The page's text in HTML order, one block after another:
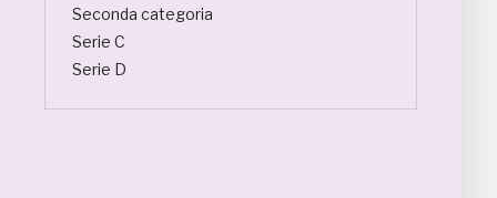
Seconda categoria
Serie C
Serie D